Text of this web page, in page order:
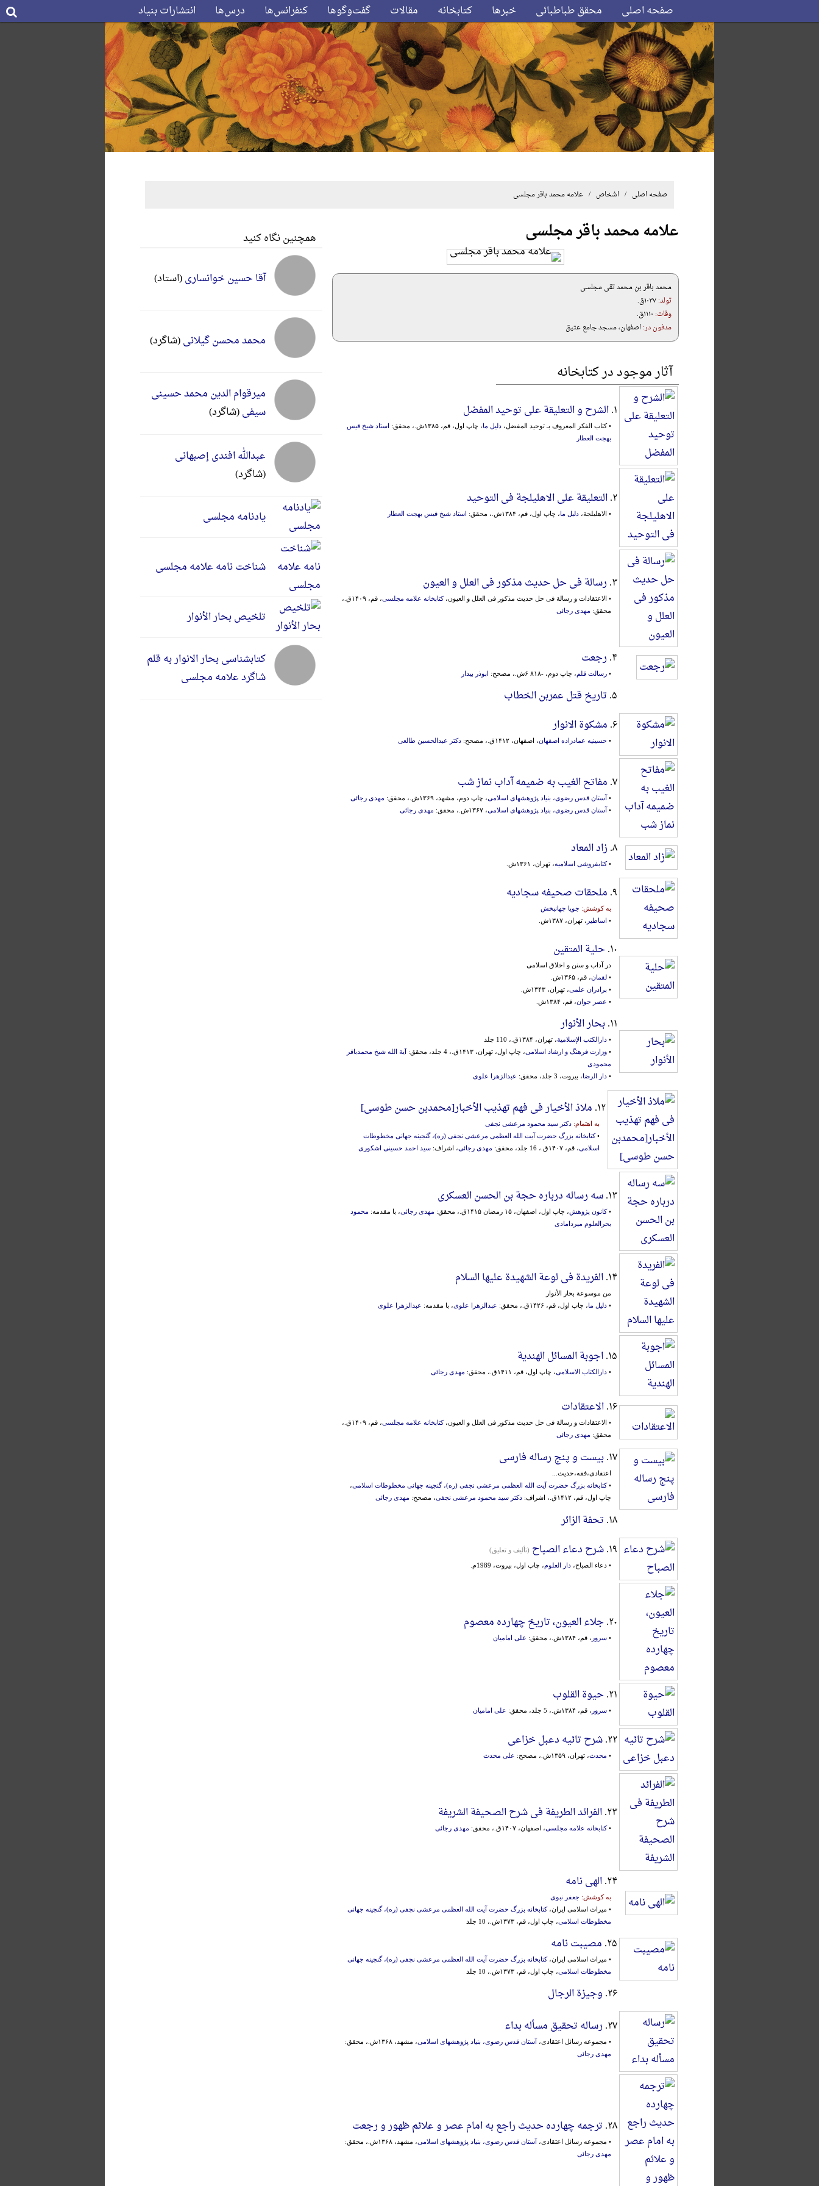
صفحه اصلی محقق طباطبائی خبرها کتابخانه مقالات گفت‌وگوها کنفرانس‌ها درس‌ها انتشارات بنیاد
صفحه اصلی / اشخاص / علامه محمد باقر مجلسی
علامه محمد باقر مجلسی
محمد باقر بن محمد تقی مجلسی
تولد:۱۰۳۷ق.
وفات:
مدفون در:اصفهان، مسجد جامع عتیق
آثار موجود در کتابخانه
۱. الشرح و التعلیقة علی توحید المفضل
• کتاب الفکر المعروف بـ توحید المفضل، دلیل ما، چاپ اول، قم، ۱۳۸۵ش.، محقق:
استاد شیخ قیس
بهجت العطار
۲. التعلیقة علی الاهلیلجة فی التوحید
• الاهلیلجة، دلیل ما، چاپ اول، قم، ۱۳۸۴ش.، محقق: استاد شیخ قیس بهجت العطار
۳. رسالة فی حل حدیث مذکور فی العلل و العیون
• الاعتقادات و رسالة فی حل حدیث مذکور فی العلل و العیون،کتابخانه علامه مجلسی
، قم، ۱۴۰۹ق.،
محقق: مهدی رجائی
۴. رجعت
• رسالت قلم ، چاپ دوم، -۸۱۸ ۶ش.، مصحح: ابوذر بیدار
۵. تاریخ قتل عمربن الخطاب
۶. مشکوة الانوار
• حسینیه عمادزاده اصفهان، اصفهان، ۱۴۱۲ق.، مصحح: دکتر عبدالحسین طالعی
۷. مفاتح الغیب به ضمیمه آداب نماز شب
• آستان قدس رضوی، بنیاد پژوهشهای اسلامی، چاپ دوم، مشهد، ۱۳۶۹ش.، محقق:
مهدی رجائی
• آستان قدس رضوی، بنیاد پژوهشهای اسلامی، ۱۳۶۷ش.، محقق: مهدی رجائی
۸. زاد المعاد
•کتابفروشی اسلامیه، تهران، ۱۳۶۱ش.
۹. ملحقات صحیفه سجادیه
به کوشش: جویا جهانبخش
• اساطیر ، تهران، ۱۳۸۷ش.
۱۰. حلیة المتقین
در ‌آد‌اب‌ و سنن‌ و ‌اخلاق‌ ‌اسلامی‌
• لقمان، قم، ۱۳۶۵ش.
• برادران علمی، تهران، ۱۳۴۳ش.
• عصر جوان، قم، ۱۳۸۴ش.
۱۱. بحار الأنوار
• دارالکتب الإسلامیة، تهران، ۱۳۸۴ق.، 110 جلد
• وزارت فرهنگ و ارشاد اسلامی، چاپ اول، تهران، ۱۴۱۳ق.، 4 جلد، محقق:
آیة الله شیخ محمدباقر
محمودی
• دار الرضا، بیروت، 3 جلد، محقق: عبدالزهرا علوی
۱۲. ملاذ الأخیار فی فهم تهذیب الأخبار[محمدبن‌ حسن‌ طوسی‌]
به اهتمام: دکتر سید محمود مرعشی نجفی
•کتابخانه بزرگ حضرت آیت الله العظمی مرعشی نجفی (ره)، گنجینه جهانی مخطوطات
اسلامی، قم، ۱۴۰۷ق.، 16 جلد، محقق: مهدی رجائی، اشراف: سید احمد حسینی اشکوری
۱۳. سه رساله درباره حجة بن الحسن العسکری
•کانون پژوهش، چاپ اول، اصفهان، ۱۵ رمضان ۱۴۱۵ق.، محقق: مهدی رجائی، با مقدمه: محمود
بحرالعلوم میردامادی
۱۴. الفریدة فی لوعة الشهیدة علیها السلام
من موسوعة بحار الأنوار
• دلیل ما، چاپ اول، قم، ۱۴۲۶ق.، محقق: عبدالزهرا علوی، با مقدمه: عبدالزهرا علوی
۱۵. اجوبة المسائل الهندیة
• دارالکتاب الاسلامی، چاپ اول، قم، ۱۴۱۱ق.، محقق: مهدی رجائی
۱۶. الاعتقادات
• الاعتقادات و رسالة فی حل حدیث مذکور فی العلل و العیون،کتابخانه علامه مجلسی
، قم، ۱۴۰۹ق.،
محقق: مهدی رجائی
۱۷. بیست و پنج رساله فارسی
اعتقادی،فقه،حدیث...
•کتابخانه بزرگ حضرت آیت الله العظمی مرعشی نجفی (ره)، گنجینه جهانی مخطوطات اسلامی،
چاپ اول، قم، ۱۴۱۲ق.، اشراف:
دکتر سید محمود مرعشی نجفی، مصحح: مهدی رجائی
۱۸. تحفة الزائر
۱۹. شرح دعاء الصباح (تألیف و تعلیق)
• دعاء الصباح، دار العلوم، چاپ اول، بیروت، 1989م.
۲۰. جلاء العیون، تاریخ چهارده معصوم
• سرور ، قم، ۱۳۸۴ش.، محقق: علی امامیان
۲۱. حیوة القلوب
• سرور ، قم، ۱۳۸۴ش.، 5 جلد، محقق: علی امامیان
۲۲. شرح تائیه دعبل خزاعی
• محدث، تهران، ۱۳۵۹ش.، مصحح: علی محدث
۲۳. الفرائد الطریفة فی شرح الصحیفة الشریفة
•کتابخانه علامه مجلسی، اصفهان، ۱۴۰۷ق.، محقق: مهدی رجائی
۲۴. الهی نامه
به کوشش: جعفر نبوی
• میراث اسلامی ایران،کتابخانه بزرگ حضرت آیت الله العظمی مرعشی نجفی (ره)، گنجینه جهانی
مخطوطات اسلامی، چاپ اول، قم، ۱۳۷۳ش.، 10 جلد
۲۵. مصیبت نامه
• میراث اسلامی ایران،کتابخانه بزرگ حضرت آیت الله العظمی مرعشی نجفی (ره)، گنجینه جهانی
مخطوطات اسلامی، چاپ اول، قم، ۱۳۷۳ش.، 10 جلد
۲۶. وجیزة الرجال
۲۷. رساله تحقیق مسأله بداء
• مجموعه رسائل اعتقادی، آستان قدس رضوی، بنیاد پژوهشهای اسلامی، مشهد، ۱۳۶۸ش.، محقق:
مهدی رجائی
۲۸. ترجمه چهارده حدیث راجع به امام عصر و علائم ظهور و رجعت
• مجموعه رسائل اعتقادی، آستان قدس رضوی، بنیاد پژوهشهای اسلامی، مشهد، ۱۳۶۸ش.، محقق:
مهدی رجائی
همچنین نگاه کنید
آقا حسین خوانساری(استاد)
محمد محسن گیلانی(شاگرد)
میرقوام الدین محمد حسینی
سیفی(شاگرد)
عبدالله افندی إصبهانی
(شاگرد)
یادنامه مجلسی
شناخت نامه علامه مجلسی
تلخیص بحار الأنوار
کتابشناسی بحار الانوار به قلم
شاگرد علامه مجلسی